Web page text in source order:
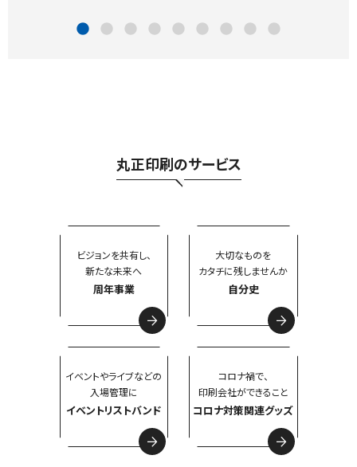
丸正印刷のサービス
ビジョンを共有し、
新たな未来へ
周年事業
大切なものを
カタチに残しませんか
自分史
イベントやライブなどの
入場管理に
イベントリストバンド
コロナ禍で、
印刷会社ができること
コロナ対策関連グッズ